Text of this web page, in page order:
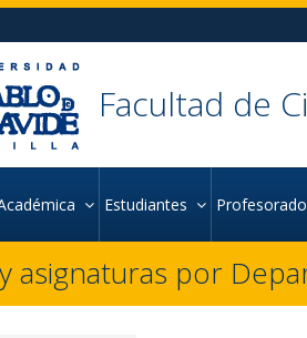
(alt + s)
Facultad de
Estudiantes Profesorado
asignaturas por